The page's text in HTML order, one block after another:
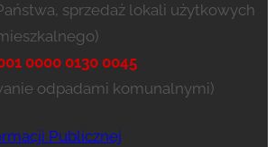
sprzedaż lokali użytkowych
0000 0130 0045
odpadami komunalnymi)
Publicznej